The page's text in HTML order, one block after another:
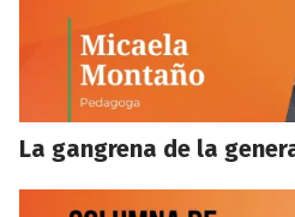
La gangrena de la